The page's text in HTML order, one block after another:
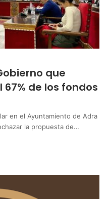
que
de los fondos
en el Ayuntamiento de Adra
la propuesta de…